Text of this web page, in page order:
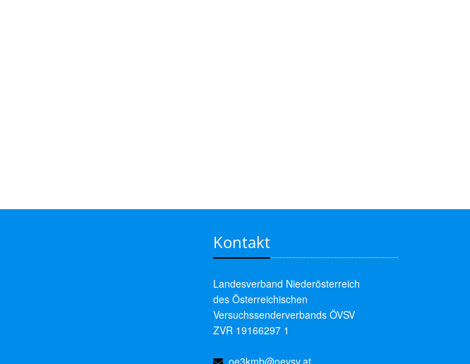
Kontakt
Landesverband Niederösterreich
des Österreichischen
Versuchssenderverbands ÖVSV
ZVR 19166297 1